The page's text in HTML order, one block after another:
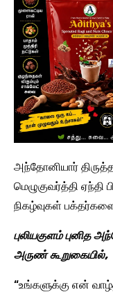
அந்தோனியார்
மெழுகுவர்த்தி ஏந்தி
நிகழ்வுகள்
புலியகுளம் புனித
அருண் கூறுகையில்,
“உங்களுக்கு என்